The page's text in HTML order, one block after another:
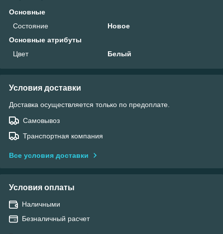
Основные
Состояние
Новое
Основные атрибуты
Цвет
Белый
Условия доставки
Доставка осуществляется только по предоплате.
Самовывоз
Транспортная компания
Все условия доставки
Условия оплаты
Наличными
Безналичный расчет